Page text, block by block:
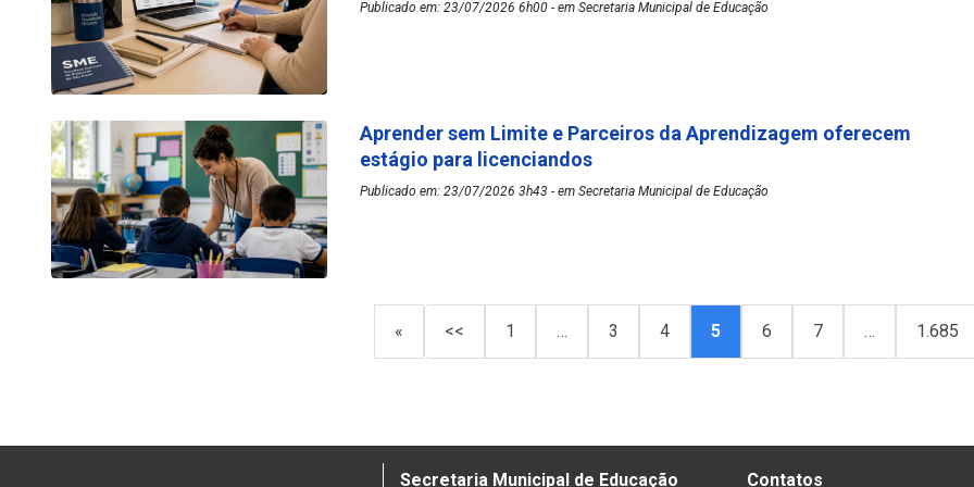
Publicado em: 23/07/2026 6h00 - em Secretaria Municipal de Educação
Aprender sem Limite e Parceiros da Aprendizagem oferecem
estágio para licenciandos
Publicado em: 23/07/2026 3h43 - em Secretaria Municipal de Educação
« << 1 … 3 4 5 6 7 … 1.685
Secretaria Municipal de Educação Contatos